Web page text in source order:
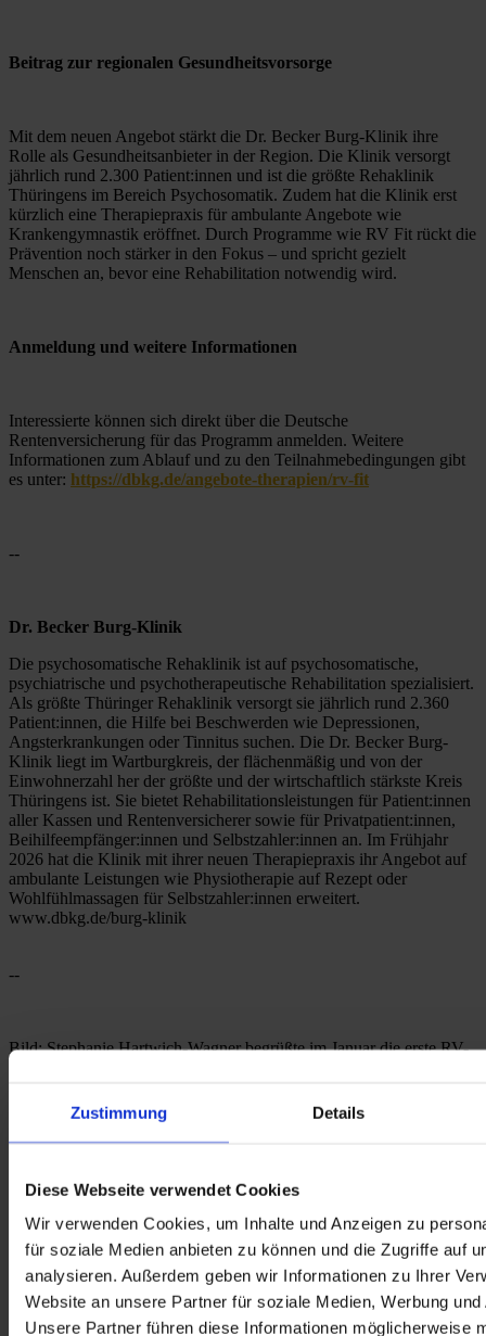
Zustimmung Details
Diese Webseite verwendet Cookies
Wir verwenden Cookies, um Inhalte und Anzeigen zu
für soziale Medien anbieten zu können und die Zugriffe auf
analysieren. Außerdem geben wir Informationen zu Ihrer
Website an unsere Partner für soziale Medien, Werbung
Unsere Partner führen diese Informationen möglicherweise
Beitrag zur regionalen Gesundheitsvorsorge
Mit dem neuen Angebot stärkt die Dr. Becker Burg-Klinik ihre
Rolle als Gesundheitsanbieter in der Region. Die Klinik versorgt
jährlich rund 2.300 Patient:innen und ist die größte Rehaklinik
Thüringens im Bereich Psychosomatik. Zudem hat die Klinik erst
kürzlich eine Therapiepraxis für ambulante Angebote wie
Krankengymnastik eröffnet. Durch Programme wie RV Fit rückt die
Prävention noch stärker in den Fokus – und spricht gezielt
Menschen an, bevor eine Rehabilitation notwendig wird.
Anmeldung und weitere Informationen
Interessierte können sich direkt über die Deutsche
Rentenversicherung für das Programm anmelden. Weitere
Informationen zum Ablauf und zu den Teilnahmebedingungen gibt
es unter: https://dbkg.de/angebote-therapien/rv-fit
--
Dr. Becker Burg-Klinik
Die psychosomatische Rehaklinik ist auf psychosomatische,
psychiatrische und psychotherapeutische Rehabilitation spezialisiert.
Als größte Thüringer Rehaklinik versorgt sie jährlich rund 2.360
Patient:innen, die Hilfe bei Beschwerden wie Depressionen,
Angsterkrankungen oder Tinnitus suchen. Die Dr. Becker Burg-
Klinik liegt im Wartburgkreis, der flächenmäßig und von der
Einwohnerzahl her der größte und der wirtschaftlich stärkste Kreis
Thüringens ist. Sie bietet Rehabilitationsleistungen für Patient:innen
aller Kassen und Rentenversicherer sowie für Privatpatient:innen,
Beihilfeempfänger:innen und Selbstzahler:innen an. Im Frühjahr
2026 hat die Klinik mit ihrer neuen Therapiepraxis ihr Angebot auf
ambulante Leistungen wie Physiotherapie auf Rezept oder
Wohlfühlmassagen für Selbstzahler:innen erweitert.
www.dbkg.de/burg-klinik
--
Bild: Stephanie Hartwich-Wagner begrüßte im Januar die erste RV-
Dr. Becker Klinikgruppe
Dr. Becker Burg-Klinik